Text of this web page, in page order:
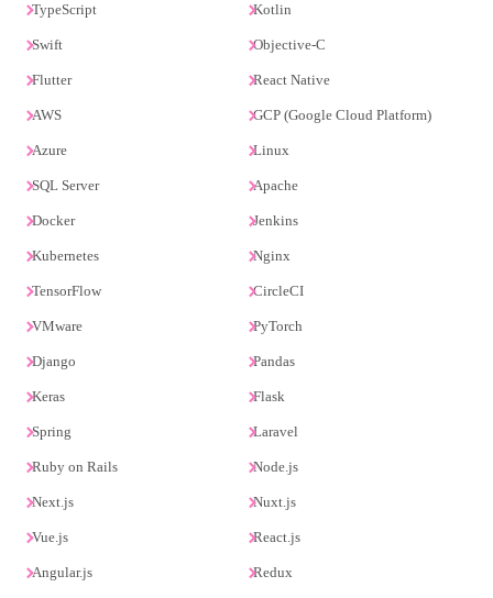
TypeScript Kotlin
Swift Objective-C
Flutter React Native
AWS GCP (Google Cloud Platform)
Azure Linux
SQL Server Apache
Docker Jenkins
Kubernetes Nginx
TensorFlow CircleCI
VMware PyTorch
Django Pandas
Keras Flask
Spring Laravel
Ruby on Rails Node.js
Next.js Nuxt.js
Vue.js React.js
Angular.js Redux